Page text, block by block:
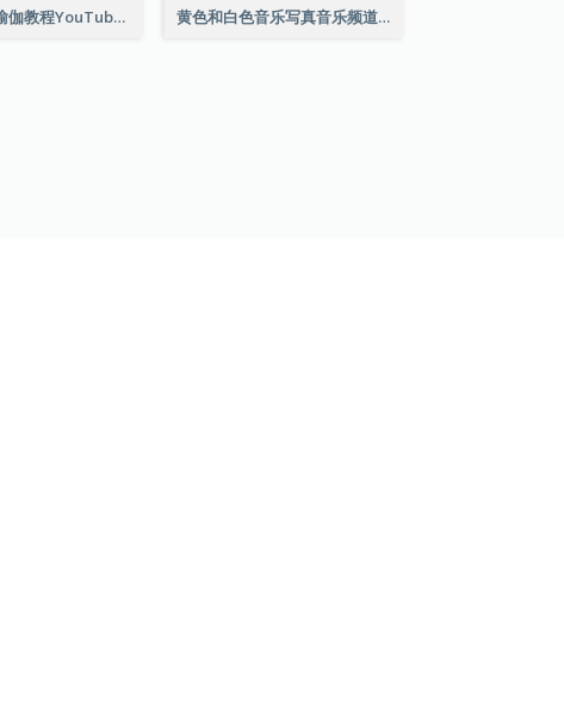
紫色和白色瑜伽教程YouTube频道图片 黄色和白色音乐写真音乐频道图片